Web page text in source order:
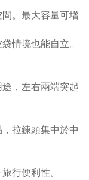
。最大容量可增
情境也能自立。
，左右兩端突起
拉鍊頭集中於中
行便利性。